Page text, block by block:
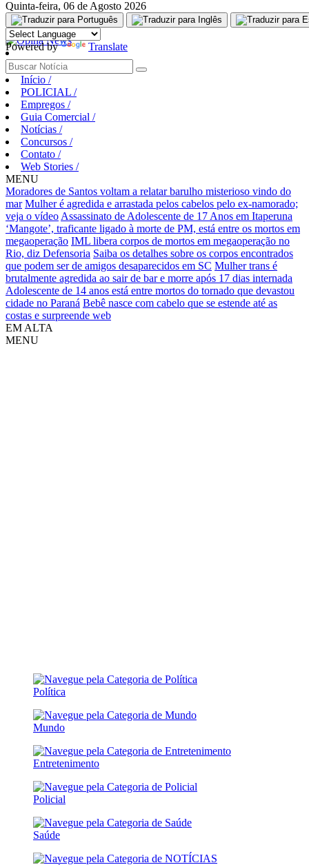
Aguarde, carregando...
Quinta-feira, 06 de Agosto 2026
Powered by Translate
Início /
POLICIAL /
Empregos /
Guia Comercial /
Notícias /
Concursos /
Contato /
Web Stories /
MENU
Moradores de Santos voltam a relatar barulho misterioso vindo do
mar Mulher é agredida e arrastada pelos cabelos pelo ex-namorado;
veja o vídeo Assassinato de Adolescente de 17 Anos em Itaperuna
‘Mangote’, traficante ligado à morte de PM, está entre os mortos em
megaoperação IML libera corpos de mortos em megaoperação no
Rio, diz Defensoria Saiba os detalhes sobre os corpos encontrados
que podem ser de amigos desaparecidos em SC Mulher trans é
brutalmente agredida ao sair de bar e morre após 17 dias internada
Adolescente de 14 anos está entre mortos do tornado que devastou
cidade no Paraná Bebê nasce com cabelo que se estende até as
costas e surpreende web
EM ALTA
MENU
Política
Mundo
Entretenimento
Policial
Saúde